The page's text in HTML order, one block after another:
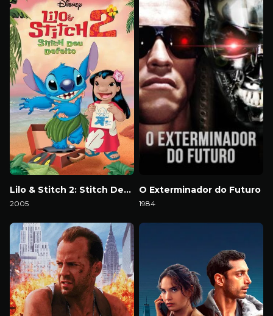
Lilo & Stitch 2: Stitch Deu Defeito
2005
O Exterminador do Futuro
1984